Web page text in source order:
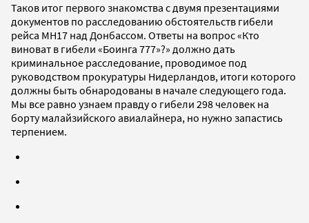
Таков итог первого знакомства с двумя презентациями
документов по расследованию обстоятельств гибели
рейса МН17 над Донбассом. Ответы на вопрос «Кто
виноват в гибели «Боинга 777»?» должно дать
криминальное расследование, проводимое под
руководством прокуратуры Нидерландов, итоги которого
должны быть обнародованы в начале следующего года.
Мы все равно узнаем правду о гибели 298 человек на
борту малайзийского авиалайнера, но нужно запастись
терпением.